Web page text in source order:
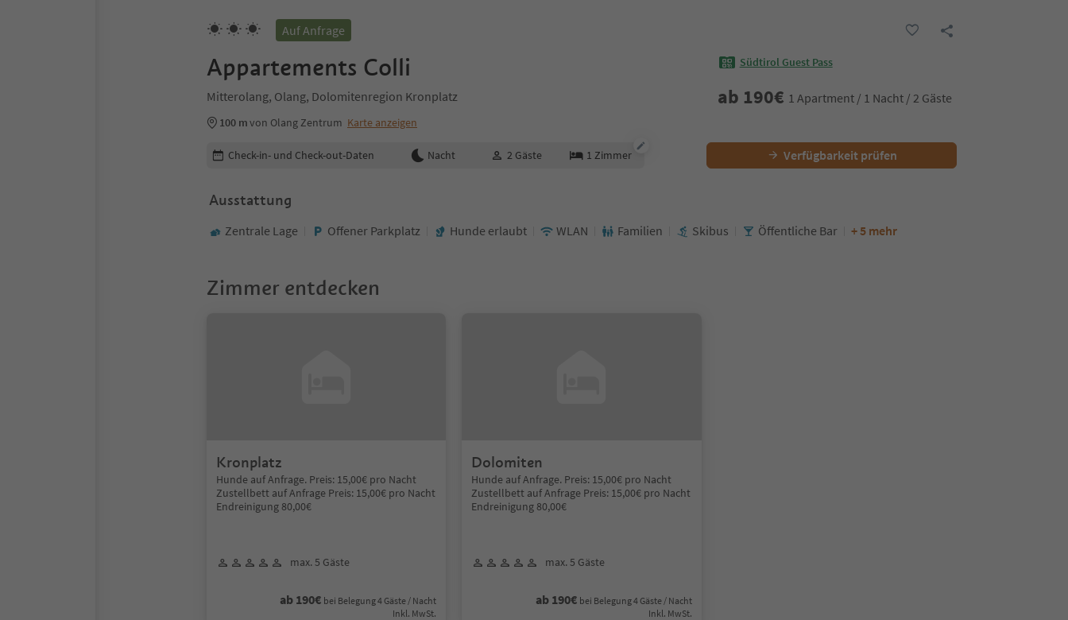
Auf Anfrage
Appartements Colli
Mitterolang, Olang, Dolomitenregion Kronplatz
100 mvon Olang Zentrum Karte anzeigen
Südtirol Guest Pass
ab 190€ 1 Apartment / 1 Nacht / 2 Gäste
Buchungsdetails bearbeiten
Check-in- und Check-out-Daten Nacht 2 Gäste 1 Zimmer Verfügbarkeit prüfen
Ausstattung
Zentrale Lage Offener Parkplatz Hunde erlaubt WLAN Familien Skibus Öffentliche Bar + 5 mehr
Zimmer entdecken
Kronplatz
Hunde auf Anfrage. Preis: 15,00€ pro Nacht
Zustellbett auf Anfrage Preis: 15,00€ pro Nacht
Endreinigung 80,00€
max. 5 Gäste
ab 190€ bei Belegung 4 Gäste / Nacht
Inkl. MwSt.
Dolomiten
Hunde auf Anfrage. Preis: 15,00€ pro Nacht
Zustellbett auf Anfrage Preis: 15,00€ pro Nacht
Endreinigung 80,00€
max. 5 Gäste
ab 190€ bei Belegung 4 Gäste / Nacht
Inkl. MwSt.